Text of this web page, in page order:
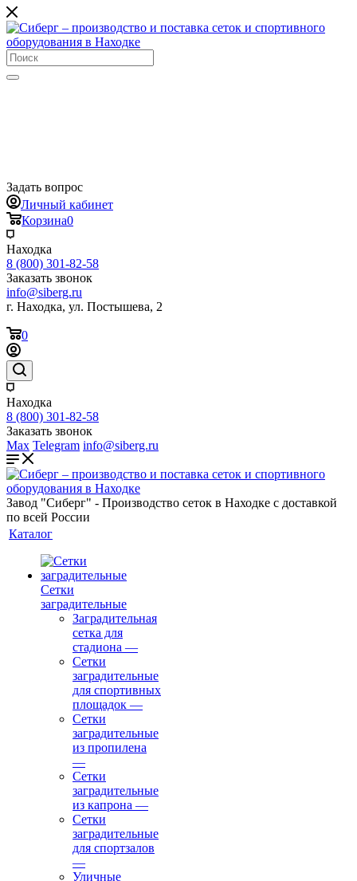
Задать вопрос
Личный кабинет
Корзина0
Находка
8 (800) 301-82-58
Заказать звонок
info@siberg.ru
г. Находка, ул. Постышева, 2
0
Находка
8 (800) 301-82-58
Заказать звонок
Max Telegram info@siberg.ru
Завод "Сиберг" - Производство сеток в Находке с доставкой
по всей России
Каталог
Сетки
заградительные
Заградительная
сетка для
стадиона —
Сетки
заградительные
для спортивных
площадок —
Сетки
заградительные
из пропилена
—
Сетки
заградительные
из капрона —
Сетки
заградительные
для спортзалов
—
Уличные